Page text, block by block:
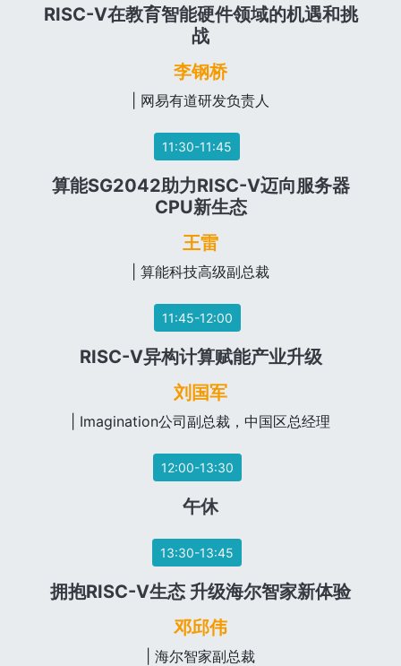
RISC-V在教育智能硬件领域的机遇和挑
战
李钢桥
| 网易有道研发负责人
11:30-11:45
算能SG2042助力RISC-V迈向服务器
CPU新生态
王雷
| 算能科技高级副总裁
11:45-12:00
RISC-V异构计算赋能产业升级
刘国军
| Imagination公司副总裁，中国区总经理
12:00-13:30
午休
13:30-13:45
拥抱RISC-V生态 升级海尔智家新体验
邓邱伟
| 海尔智家副总裁